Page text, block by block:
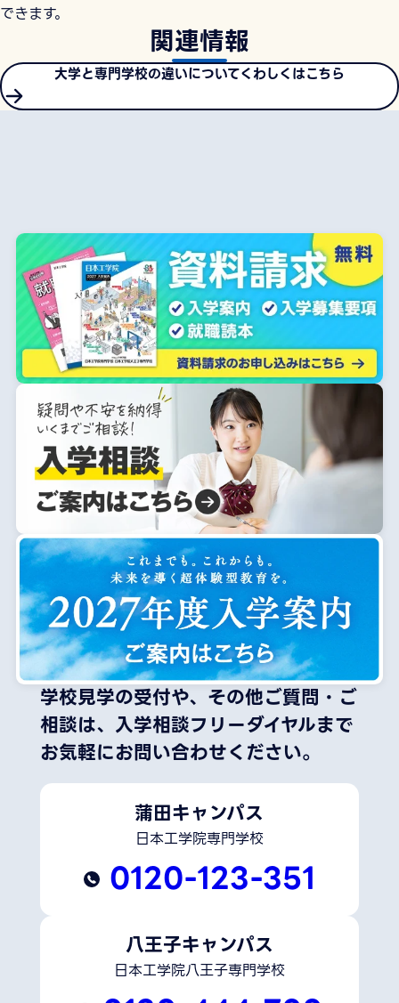
できます。
関連情報
大学と専門学校の違いについてくわしくはこちら
学校見学の受付や、その他ご質問・ご
相談は、 入学相談フリーダイヤルまで
お気軽にお問い合わせください。
蒲田キャンパス
日本工学院専門学校
0120-123-351
八王子キャンパス
日本工学院八王子専門学校